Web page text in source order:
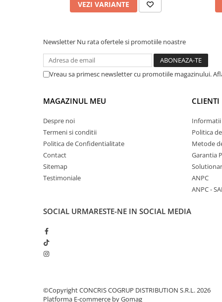
VEZI VARIANTE
Newsletter Nu rata ofertele si promotiile noastre
Vreau sa primesc newsletter cu promotiile magazinului.
MAGAZINUL MEU
Despre noi
Termeni si conditii
Politica de Confidentialitate
Contact
Sitemap
Testimoniale
CLIENTI
Politica
Metode
Garantia
ANPC
ANPC -
SOCIAL URMARESTE-NE IN SOCIAL MEDIA
©Copyright CONCRIS COGRUP DISTRIBUTION S.R.L. 2026
Platforma E-commerce by Gomag